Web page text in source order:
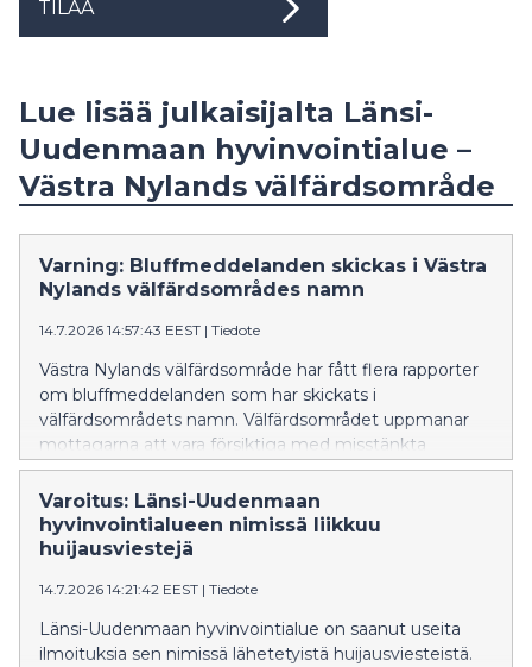
TILAA
Lue lisää julkaisijalta Länsi-
Uudenmaan hyvinvointialue –
Västra Nylands välfärdsområde
Varning: Bluffmeddelanden skickas i Västra
Nylands välfärdsområdes namn
14.7.2026 14:57:43 EEST | Tiedote
Västra Nylands välfärdsområde har fått flera rapporter
om bluffmeddelanden som har skickats i
välfärdsområdets namn. Välfärdsområdet uppmanar
mottagarna att vara försiktiga med misstänkta
meddelanden, att inte öppna länkarna i dem och att
inte lämna ut personuppgifter.
Varoitus: Länsi-Uudenmaan
hyvinvointialueen nimissä liikkuu
huijausviestejä
14.7.2026 14:21:42 EEST | Tiedote
Länsi-Uudenmaan hyvinvointialue on saanut useita
ilmoituksia sen nimissä lähetetyistä huijausviesteistä.